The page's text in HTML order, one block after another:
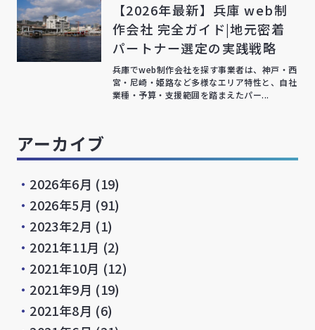
【2026年最新】兵庫 web制
作会社 完全ガイド|地元密着
パートナー選定の実践戦略
兵庫でweb制作会社を探す事業者は、神戸・西
宮・尼崎・姫路など多様なエリア特性と、自社
業種・予算・支援範囲を踏まえたパー...
アーカイブ
・ 2026年6月 (19)
・ 2026年5月 (91)
・ 2023年2月 (1)
・ 2021年11月 (2)
・ 2021年10月 (12)
・ 2021年9月 (19)
・ 2021年8月 (6)